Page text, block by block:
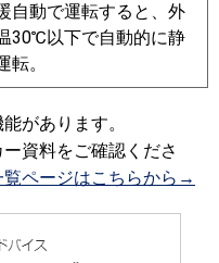
自動で運転すると、外
30℃以下で自動的に静
転。
があります。
資料をご確認くださ
ページはこちらから→